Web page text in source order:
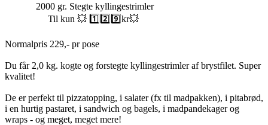
2000 gr. Stegte kyllingestrimler
Til kun 💥 1️⃣2️⃣9️⃣kr💥
Normalpris 229,- pr pose
Du får 2,0 kg. kogte og forstegte kyllingestrimler af brystfilet. Super
kvalitet!
De er perfekt til pizzatopping, i salater (fx til madpakken), i pitabrød,
i en hurtig pastaret, i sandwich og bagels, i madpandekager og
wraps - og meget, meget mere!